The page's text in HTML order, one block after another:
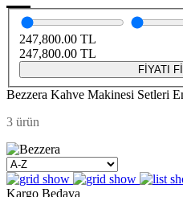
247,800.00 TL
247,800.00 TL
FİYATI
Bezzera Kahve Makinesi Setleri
3 ürün
Kargo Bedava